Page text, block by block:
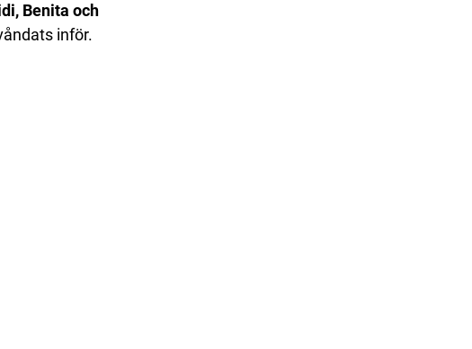
Benita och
inför.